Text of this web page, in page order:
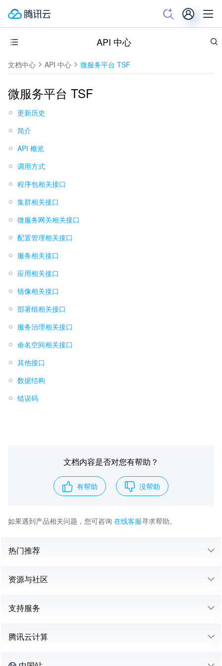
API 中心
文档中心 API 中心 微服务平台 TSF
微服务平台 TSF
更新历史
简介
API 概览
调用方式
程序包相关接口
集群相关接口
微服务网关相关接口
配置管理相关接口
服务相关接口
应用相关接口
镜像相关接口
部署组相关接口
服务治理相关接口
命名空间相关接口
其他接口
数据结构
错误码
文档内容是否对您有帮助？
有帮助 没帮助
如果遇到产品相关问题，您可咨询 在线客服寻求帮助。
热门推荐
资源与社区
支持服务
腾讯云计算